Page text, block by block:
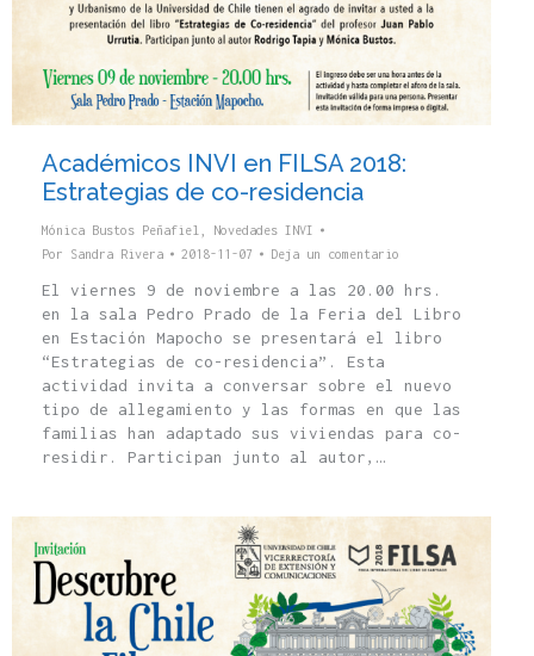
Académicos INVI en FILSA 2018:
Estrategias de co-residencia
Mónica Bustos Peñafiel
Novedades INVI
Por Sandra Rivera 2018-11-07 Deja un comentario
El viernes 9 de noviembre a las 20.00 hrs.
en la sala Pedro Prado de la Feria del Libro
en Estación Mapocho se presentará el libro
“Estrategias de co-residencia”. Esta
actividad invita a conversar sobre el nuevo
tipo de allegamiento y las formas en que las
familias han adaptado sus viviendas para co-
residir. Participan junto al autor,…